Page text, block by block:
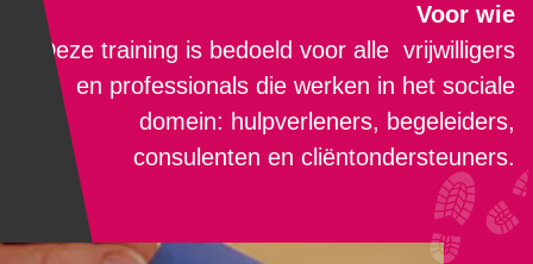
Voor wie
Deze training is bedoeld voor alle vrijwilligers
en professionals die werken in het sociale
domein: hulpverleners, begeleiders,
consulenten en cliëntondersteuners.